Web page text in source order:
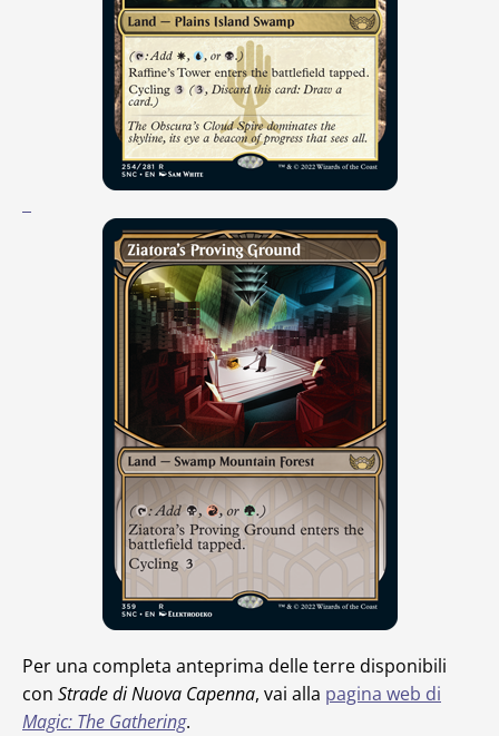
Per una completa anteprima delle terre disponibili
con Strade di Nuova Capenna, vai alla pagina web di
Magic: The Gathering.